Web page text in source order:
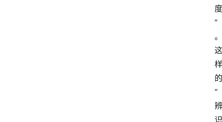
度
”
。
这
样
的
“
辨
识